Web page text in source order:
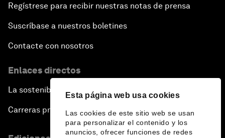
Esta página web usa cookies
Las cookies de este sitio web se usan
para personalizar el contenido y los
anuncios, ofrecer funciones de redes
Regístrese para recibir nuestras notas de prensa
Suscríbase a nuestros boletines
Contacte con nosotros
Enlaces directos
La sostenibilidad en el Foro
Carreras profesionales